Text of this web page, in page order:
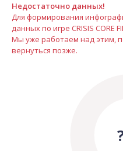
Недостаточно данных!
Для формирования
данных по игре CRISIS CORE
Мы уже работаем над этим,
вернуться позже.